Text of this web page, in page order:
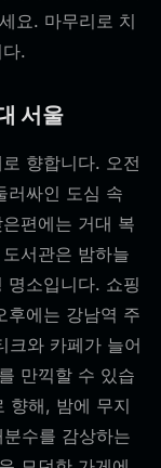
요. 마무리로 치
.
서울
향합니다. 오전
러싸인 도심 속
편에는 거대 복
서관은 밤하늘
명소입니다. 쇼핑
후에는 강남역 주
크와 카페가 늘어
만끽할 수 있습
향해, 밤에 무지
수를 감상하는